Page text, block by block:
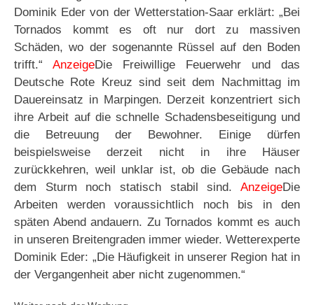
Dominik Eder von der Wetterstation-Saar erklärt: „Bei
Tornados kommt es oft nur dort zu massiven
Schäden, wo der sogenannte Rüssel auf den Boden
trifft.“ AnzeigeDie Freiwillige Feuerwehr und das
Deutsche Rote Kreuz sind seit dem Nachmittag im
Dauereinsatz in Marpingen. Derzeit konzentriert sich
ihre Arbeit auf die schnelle Schadensbeseitigung und
die Betreuung der Bewohner. Einige dürfen
beispielsweise derzeit nicht in ihre Häuser
zurückkehren, weil unklar ist, ob die Gebäude nach
dem Sturm noch statisch stabil sind. AnzeigeDie
Arbeiten werden voraussichtlich noch bis in den
späten Abend andauern. Zu Tornados kommt es auch
in unseren Breitengraden immer wieder. Wetterexperte
Dominik Eder: „Die Häufigkeit in unserer Region hat in
der Vergangenheit aber nicht zugenommen.“